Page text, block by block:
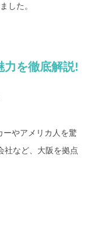
した。
力を徹底解説!
ーやアメリカ人を驚
社など、大阪を拠点